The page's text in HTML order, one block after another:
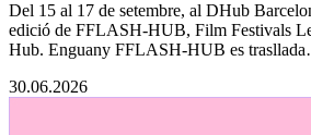
Del 15 al 17 de setembre, al DHub
edició de FFLASH-HUB, Film Festivals
Hub. Enguany FFLASH-HUB es
30.06.2026